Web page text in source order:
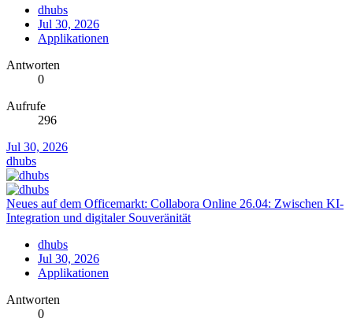
dhubs
Jul 30, 2026
Applikationen
Antworten
0
Aufrufe
296
Jul 30, 2026
dhubs
Neues auf dem Officemarkt: Collabora Online 26.04: Zwischen KI-
Integration und digitaler Souveränität
dhubs
Jul 30, 2026
Applikationen
Antworten
0